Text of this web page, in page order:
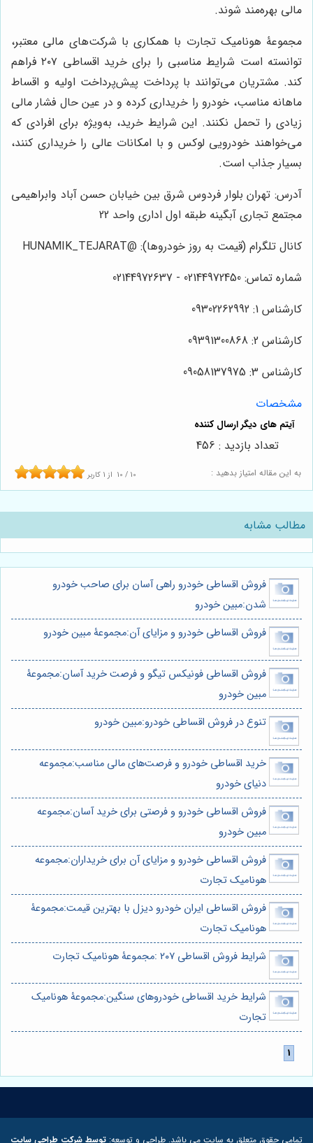
مالی بهره‌مند شوند.
مجموعۀ هونامیک تجارت با همکاری با شرکت‌های مالی معتبر،
توانسته است شرایط مناسبی را برای خرید اقساطی ۲۰۷ فراهم
کند. مشتریان می‌توانند با پرداخت پیش‌پرداخت اولیه و اقساط
ماهانه مناسب، خودرو را خریداری کرده و در عین حال فشار مالی
زیادی را تحمل نکنند. این شرایط خرید، به‌ویژه برای افرادی که
می‌خواهند خودرویی لوکس و با امکانات عالی را خریداری کنند،
بسیار جذاب است.
آدرس: تهران بلوار فردوس شرق بین خیابان حسن آباد وابراهیمی
مجتمع تجاری آبگینه طبقه اول اداری واحد 22
کانال تلگرام (قیمت به روز خودروها): @HUNAMIK_TEJARAT
شماره تماس: 02144972450 - 02144972637
کارشناس 1: 09302262992
کارشناس 2: 09391300868
کارشناس 3: 09058137975
مشخصات
به این مقاله امتیاز بدهید : 10 / 10 از 1 کاربر
تعداد بازدید : 456
مطالب مشابه
فروش اقساطی خودرو راهی آسان برای صاحب خودرو
شدن:مبین خودرو
فروش اقساطی خودرو و مزایای آن:مجموعۀ مبین خودرو
فروش اقساطی فونیکس تیگو و فرصت خرید آسان:مجموعۀ
مبین خودرو
تنوع در فروش اقساطی خودرو:مبین خودرو
خرید اقساطی خودرو و فرصت‌های مالی مناسب:مجموعه
دنیای خودرو
فروش اقساطی خودرو و فرصتی برای خرید آسان:مجموعه
مبین خودرو
فروش اقساطی خودرو و مزایای آن برای خریداران:مجموعه
هونامیک تجارت
فروش اقساطی ایران خودرو دیزل با بهترین قیمت:مجموعۀ
هونامیک تجارت
شرایط فروش اقساطی ۲۰۷ :مجموعۀ هونامیک تجارت
شرایط خرید اقساطی خودروهای سنگین:مجموعۀ هونامیک
تجارت
تمامی حقوق متعلق به سایت می باشد. طراحی و توسعه: توسط شرکت طراحی سایت